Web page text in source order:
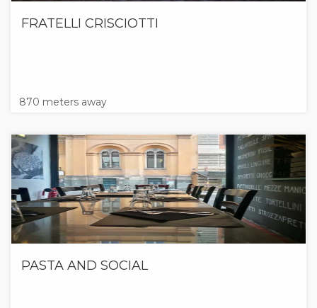
FRATELLI CRISCIOTTI
870 meters away
PASTA AND SOCIAL